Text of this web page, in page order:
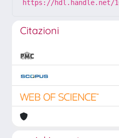
https://hdl.handle.net/
Citazioni